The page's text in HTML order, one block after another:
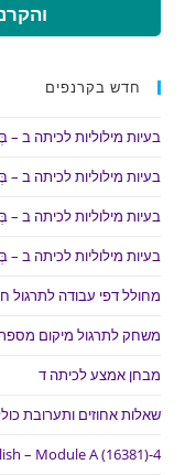
חדש בקרנפים
בעיות מילוליות לכיתה ב –
בעיות מילוליות לכיתה ב –
בעיות מילוליות לכיתה ב
בעיות מילוליות לכיתה ב
מחולל דפי עבודה לתרגול
משחק לתרגול מיקום
מבחן אמצע לכיתה ד
שאלות אחוזים ותערובת
– Module A (16381)-4